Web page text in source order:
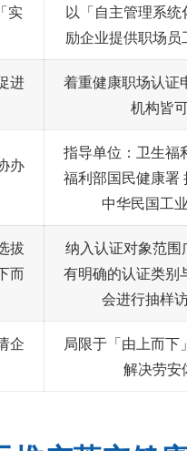
实
以「自主管理系
励企业提供职场员
进
着重健康职场认证
机构皆
办
指导单位：卫生福
福利部国民健康署
中华民国工
拔
而
纳入认证对象范
有明确的认证类别
会进行抽样
企
局限于「由上而下
解决劳安